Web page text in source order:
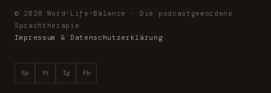
© 2026 Word-Life-Balance · Die podcastgewordene
Sprachtherapie
Impressum & Datenschutzerklärung
Sp Yt Ig Fb